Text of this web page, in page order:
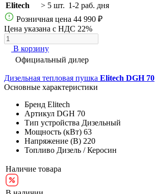
Elitech
> 5 шт. 1-2 раб. дня
Розничная цена 44 990 ₽
Цена указана с НДС 22%
В корзину
Официальный дилер
Дизельная тепловая пушка Elitech DGH 70
Основные характеристики
Бренд Elitech
Артикул DGH 70
Тип устройства Дизельный
Мощность (кВт) 63
Напряжение (В) 220
Топливо Дизель / Керосин
Наличие товара